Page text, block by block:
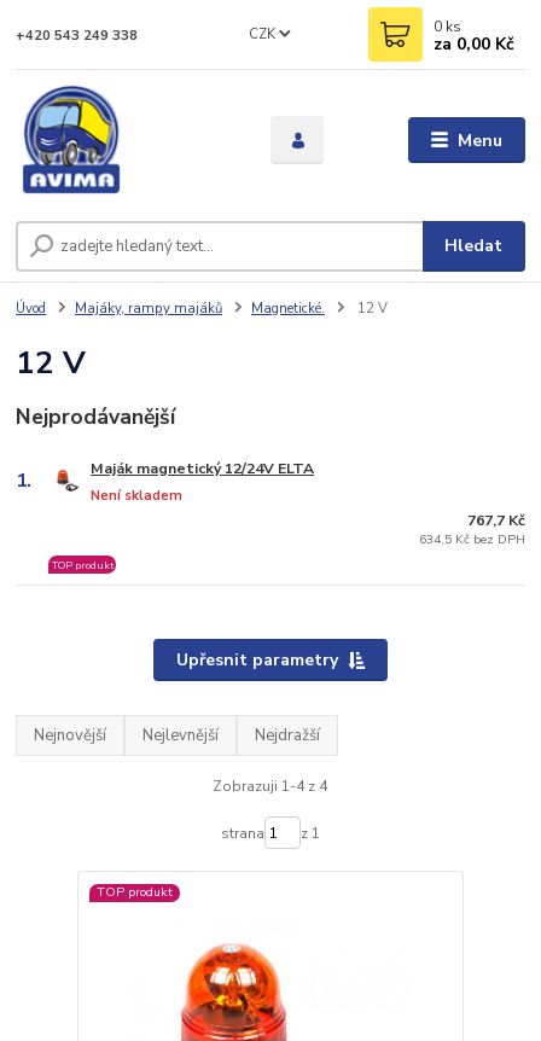
Menu
CZK
Hledat
+420 543 249 338 0 ks
za 0,00 Kč
Úvod Majáky, rampy majáků Magnetické. 12 V
12 V
Nejprodávanější
1. Maják magnetický 12/24V ELTA
Není skladem
TOP produkt
767,7 Kč
634,5 Kč bez DPH
Upřesnit parametry
Nejnovější Nejlevnější Nejdražší
Zobrazuji 1-4 z 4
strana z 1
TOP produkt